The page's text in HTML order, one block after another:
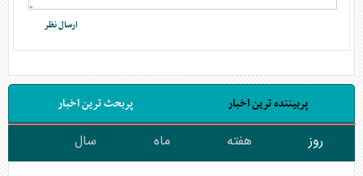
پربیننده ترین اخبار پربحث ترین اخبار
روز هفته ماه سال